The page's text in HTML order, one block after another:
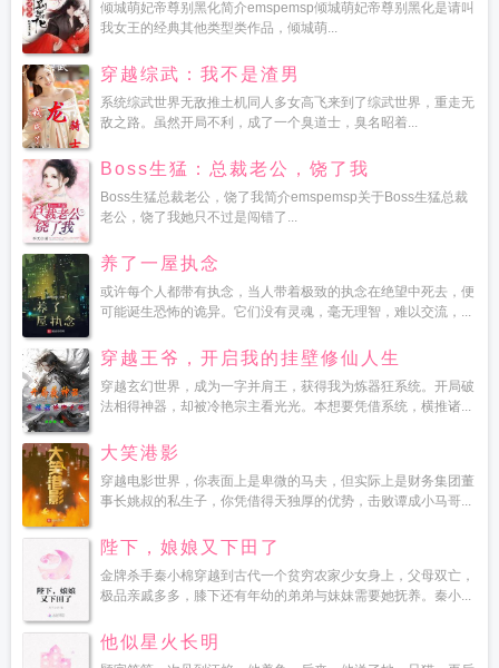
倾城萌妃帝尊别黑化简介emspemsp倾城萌妃帝尊别黑化是请叫
我女王的经典其他类型类作品，倾城萌...
穿越综武：我不是渣男
系统综武世界无敌推土机同人多女高飞来到了综武世界，重走无
敌之路。虽然开局不利，成了一个臭道士，臭名昭着...
Boss生猛：总裁老公，饶了我
Boss生猛总裁老公，饶了我简介emspemsp关于Boss生猛总裁
老公，饶了我她只不过是闯错了...
养了一屋执念
或许每个人都带有执念，当人带着极致的执念在绝望中死去，便
可能诞生恐怖的诡异。它们没有灵魂，毫无理智，难以交流，...
穿越王爷，开启我的挂壁修仙人生
穿越玄幻世界，成为一字并肩王，获得我为炼器狂系统。开局破
法相得神器，却被冷艳宗主看光光。本想要凭借系统，横推诸...
大笑港影
穿越电影世界，你表面上是卑微的马夫，但实际上是财务集团董
事长姚叔的私生子，你凭借得天独厚的优势，击败谭成小马哥...
陛下，娘娘又下田了
金牌杀手秦小棉穿越到古代一个贫穷农家少女身上，父母双亡，
极品亲戚多多，膝下还有年幼的弟弟与妹妹需要她抚养。秦小...
他似星火长明